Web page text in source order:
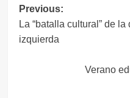
Navegación
de
entradas
Previous:
La “batalla cultural” de
izquierda
Verano